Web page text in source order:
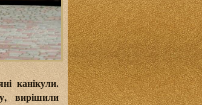
канікули.
вирішили